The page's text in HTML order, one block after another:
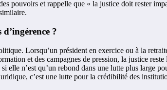
pouvoirs et rappelle que « la justice doit rester
?
Lorsqu’un président en exercice ou à la
et des campagnes de pression, la justice
n’est qu’un rebond dans une lutte plus large
c’est une lutte pour la crédibilité des